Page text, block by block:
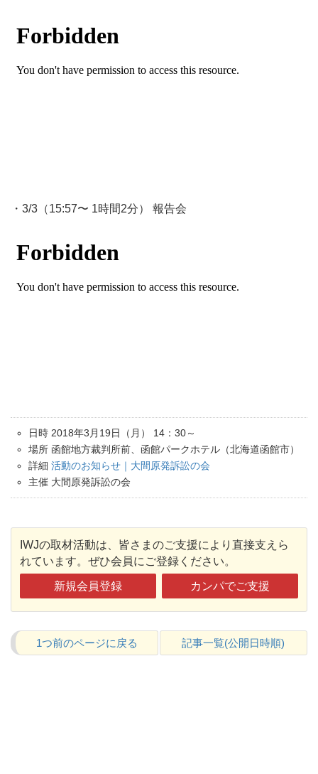
・3/3（15:57〜 1時間2分） 報告会
日時 2018年3月19日（月） 14：30～
場所 函館地方裁判所前、函館パークホテル（北海道函館市）
詳細 活動のお知らせ｜大間原発訴訟の会
主催 大間原発訴訟の会
IWJの取材活動は、皆さまのご支援により直接支えら
れています。ぜひ会員にご登録ください。
新規会員登録 カンパでご支援
1つ前のページに戻る 記事一覧(公開日時順)